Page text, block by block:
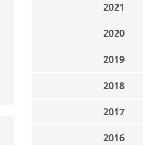
2021
2020
2019
2018
2017
2016